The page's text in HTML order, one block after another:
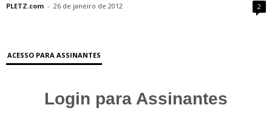
PLETZ.com - 26 de janeiro de 2012 2
ACESSO PARA ASSINANTES
Login para Assinantes